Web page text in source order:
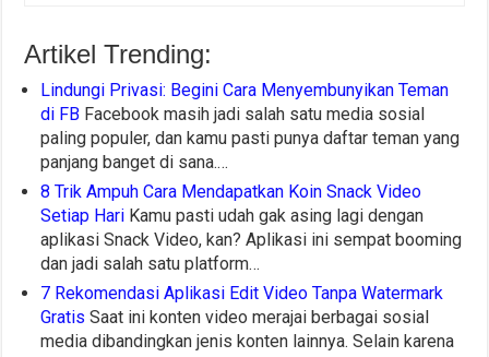
Artikel Trending:
Lindungi Privasi: Begini Cara Menyembunyikan Teman
di FB Facebook masih jadi salah satu media sosial
paling populer, dan kamu pasti punya daftar teman yang
panjang banget di sana.…
8 Trik Ampuh Cara Mendapatkan Koin Snack Video
Setiap Hari Kamu pasti udah gak asing lagi dengan
aplikasi Snack Video, kan? Aplikasi ini sempat booming
dan jadi salah satu platform…
7 Rekomendasi Aplikasi Edit Video Tanpa Watermark
Gratis Saat ini konten video merajai berbagai sosial
media dibandingkan jenis konten lainnya. Selain karena